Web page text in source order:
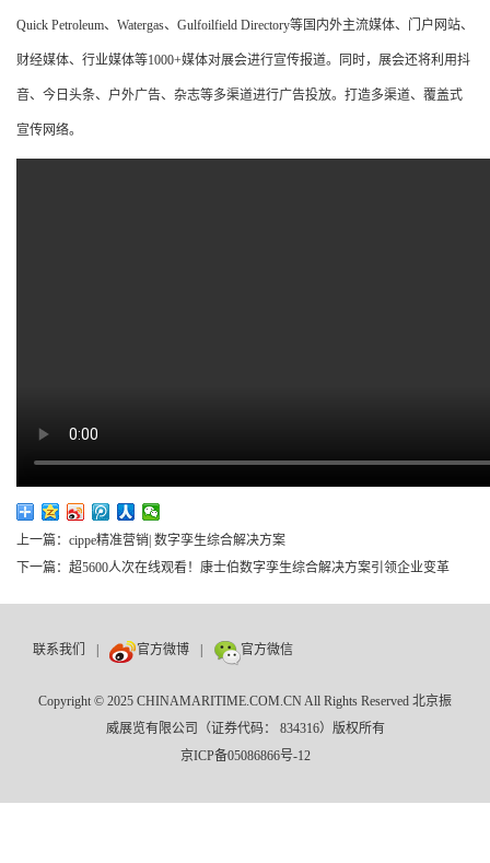
Quick Petroleum、Watergas、Gulfoilfield Directory等国内外主流媒体、门户网站、
财经媒体、行业媒体等1000+媒体对展会进行宣传报道。同时，展会还将利用抖
音、今日头条、户外广告、杂志等多渠道进行广告投放。打造多渠道、覆盖式
宣传网络。
上一篇：cippe精准营销| 数字孪生综合解决方案
下一篇：超5600人次在线观看！康士伯数字孪生综合解决方案引领企业变革
联系我们 官方微博 官方微信
Copyright © 2025 CHINAMARITIME.COM.CN All Rights Reserved 北京振
威展览有限公司（证券代码： 834316）版权所有
京ICP备05086866号-12